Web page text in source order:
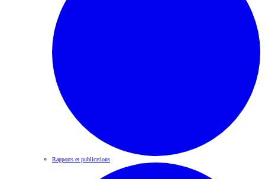
Rapports et publications